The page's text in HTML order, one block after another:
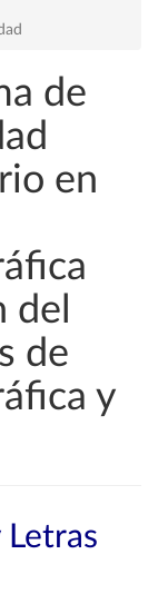
de
en
del
de
y
Letras